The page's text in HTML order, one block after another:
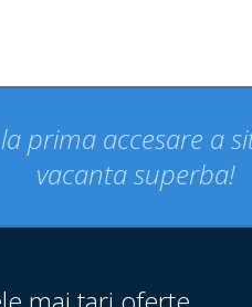
prima accesare a
vacanta superba!